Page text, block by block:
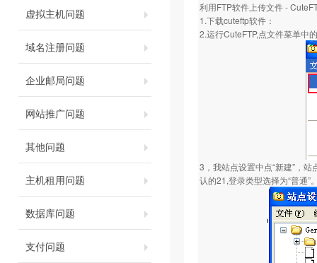
虚拟主机问题
域名注册问题
企业邮局问题
网站推广问题
其他问题
主机租用问题
数据库问题
支付问题
利用FTP软件上传文件 -
1.下载cuteftp软件 ：
2.运行CuteFTP,点文件菜单中
3，我站点设置中点“新建”，
认的21,登录类型选择为“普通”